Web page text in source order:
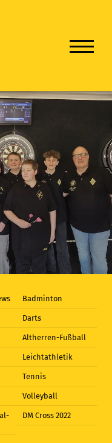
Badminton
Darts
Altherren-Fußball
Leichtathletik
Tennis
Volleyball
DM Cross 2022